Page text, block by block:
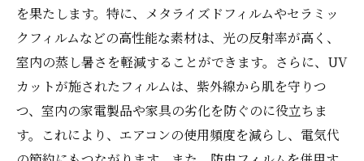
を果たします。特に、メタライズドフィルムやセラミッ
クフィルムなどの高性能な素材は、光の反射率が高く、
室内の蒸し暑さを軽減することができます。さらに、UV
カットが施されたフィルムは、紫外線から肌を守りつ
つ、室内の家電製品や家具の劣化を防ぐのに役立ちま
す。これにより、エアコンの使用頻度を減らし、電気代